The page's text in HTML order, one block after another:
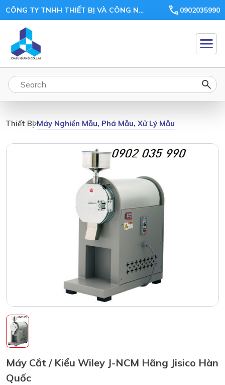
CÔNG TY TNHH THIẾT BỊ VÀ CÔNG NGHỆ CHÂU GIANG 0902035990
Thiết Bị Máy Nghiền Mẫu, Phá Mẫu, Xử Lý Mẫu
Máy Cắt / Kiểu Wiley J-NCM Hãng Jisico Hàn
Quốc